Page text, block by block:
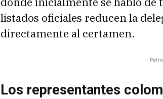
listados oficiales reducen la
directamente al certamen.
-
Los representantes